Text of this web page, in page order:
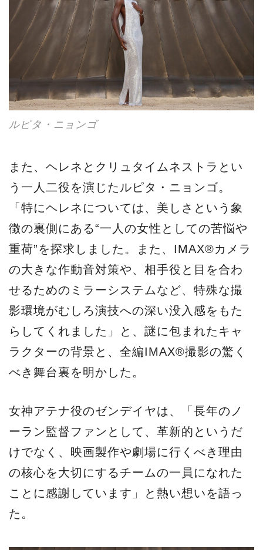
ルピタ・ニョンゴ
また、ヘレネとクリュタイムネストラとい
う一人二役を演じたルピタ・ニョンゴ。
「特にヘレネについては、美しさという象
徴の裏側にある“一人の女性としての苦悩や
重荷”を探求しました。また、IMAX®カメラ
の大きな作動音対策や、相手役と目を合わ
せるためのミラーシステムなど、特殊な撮
影環境がむしろ演技への深い没入感をもた
らしてくれました」と、謎に包まれたキャ
ラクターの背景と、全編IMAX®撮影の驚く
べき舞台裏を明かした。
女神アテナ役のゼンデイヤは、「長年のノ
ーラン監督ファンとして、革新的というだ
けでなく、映画製作や劇場に行くべき理由
の核心を大切にするチームの一員になれた
ことに感謝しています」と熱い想いを語っ
た。